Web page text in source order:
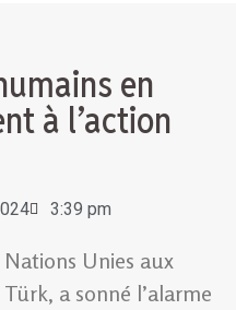
en
à l’action
3:39 pm
Unies aux
a sonné l’alarme